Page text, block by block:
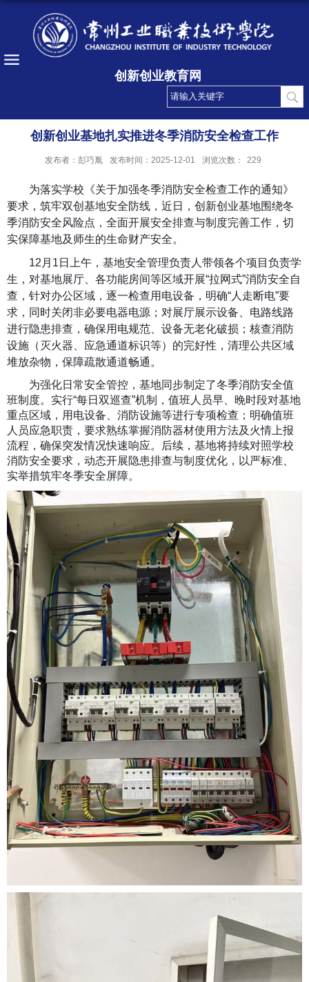
创新创业教育网
创新创业基地扎实推进冬季消防安全检查工作
发布者：彭巧胤 发布时间：2025-12-01 浏览次数： 229
为落实学校《关于加强冬季消防安全检查工作的通知》
要求，筑牢双创基地安全防线，近日，创新创业基地围绕冬
季消防安全风险点，全面开展安全排查与制度完善工作，切
实保障基地及师生的生命财产安全。
12 月 1 日上午，基地安全管理负责人带领各个项目负责学
生，对基地展厅、各功能房间等区域开展“拉网式”消防安全自
查，针对办公区域，逐一检查用电设备，明确“人走断电”要
求，同时关闭非必要电器电源；对展厅展示设备、电路线路
进行隐患排查，确保用电规范、设备无老化破损；核查消防
设施（灭火器、应急通道标识等）的完好性，清理公共区域
堆放杂物，保障疏散通道畅通。
为强化日常安全管控，基地同步制定了冬季消防安全值
班制度。实行“每日双巡查”机制，值班人员早、晚时段对基地
重点区域，用电设备、消防设施等进行专项检查；明确值班
人员应急职责，要求熟练掌握消防器材使用方法及火情上报
流程，确保突发情况快速响应。后续，基地将持续对照学校
消防安全要求，动态开展隐患排查与制度优化，以严标准、
实举措筑牢冬季安全屏障。